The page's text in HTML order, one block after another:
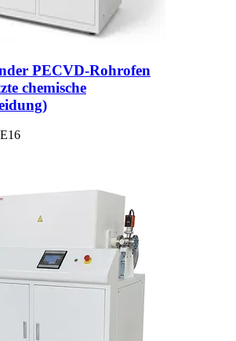
PECVD-Rohrofen
chemische